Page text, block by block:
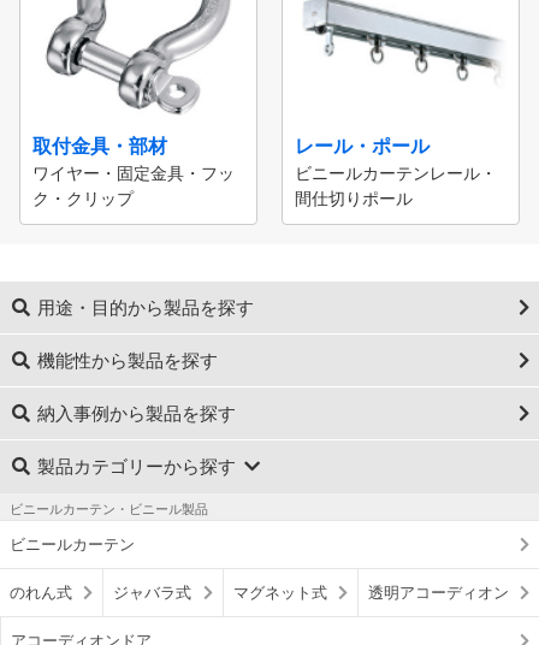
取付金具・部材
ワイヤー・固定金具・フッ
ク・クリップ
レール・ポール
ビニールカーテンレール・
間仕切りポール
用途・目的から製品を探す
機能性から製品を探す
納入事例から製品を探す
製品カテゴリーから探す
ビニールカーテン・ビニール製品
ビニールカーテン
のれん式 ジャバラ式 マグネット式 透明アコーディオン
アコーディオンドア